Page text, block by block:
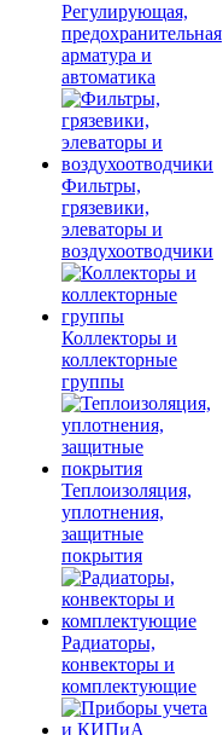
Регулирующая,
предохранительная
арматура и
автоматика
Фильтры,
грязевики,
элеваторы и
воздухоотводчики
Коллекторы и
коллекторные
группы
Теплоизоляция,
уплотнения,
защитные
покрытия
Радиаторы,
конвекторы и
комплектующие